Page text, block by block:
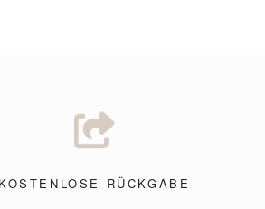
KOSTENLOSE RÜCKGABE